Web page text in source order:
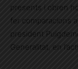
presents i obren
fer comparacions
president
Generalitat, en